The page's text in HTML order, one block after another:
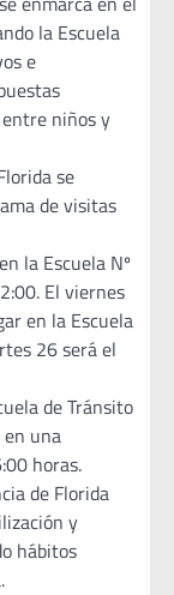
la Escuela
e
niños y
se
de visitas
la Escuela Nº
El viernes
en la Escuela
26 será el
de Tránsito
en una
horas.
de Florida
y
hábitos